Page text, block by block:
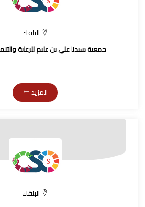
البلقاء
جمعية سيدنا علي بن عليم للرعاية
المزيد
البلقاء